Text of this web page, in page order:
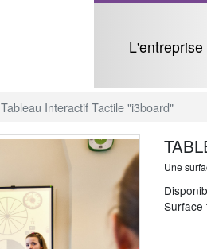
L'entreprise
Tableau Interactif Tactile "i3board"
Une
Surface